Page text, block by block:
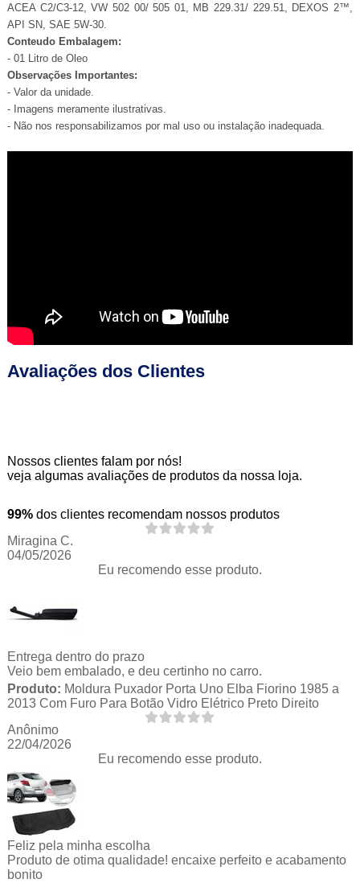
ACEA C2/C3-12, VW 502 00/ 505 01, MB 229.31/ 229.51, DEXOS 2™,
API SN, SAE 5W-30.
Conteudo Embalagem:
- 01 Litro de Oleo
Observações Importantes:
- Valor da unidade.
- Imagens meramente ilustrativas.
- Não nos responsabilizamos por mal uso ou instalação inadequada.
Avaliações dos Clientes
Nossos clientes falam por nós!
veja algumas avaliações de produtos da nossa loja.
99% dos clientes recomendam nossos produtos
Miragina C.
04/05/2026
Eu recomendo esse produto.
Entrega dentro do prazo
Veio bem embalado, e deu certinho no carro.
Produto: Moldura Puxador Porta Uno Elba Fiorino 1985 a
2013 Com Furo Para Botão Vidro Elétrico Preto Direito
Anônimo
22/04/2026
Eu recomendo esse produto.
Feliz pela minha escolha
Produto de otima qualidade! encaixe perfeito e acabamento
bonito